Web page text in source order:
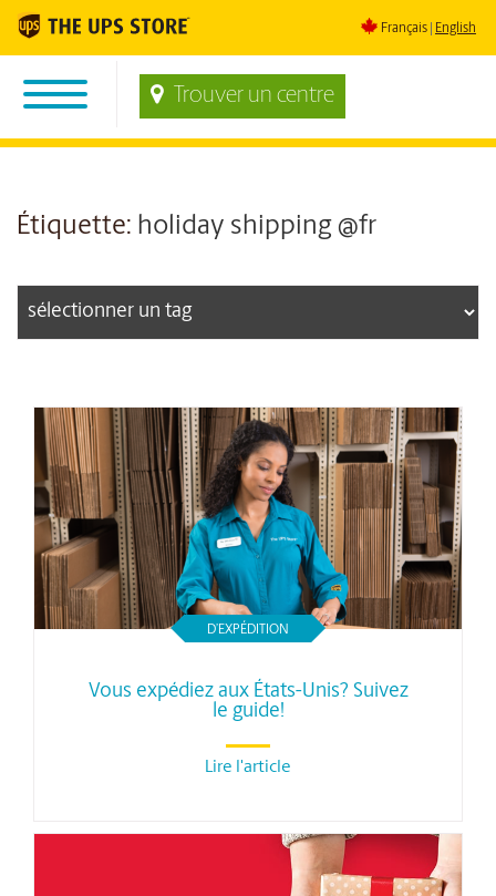
Français English
Trouver un centre
Étiquette: holiday shipping @fr
D’EXPÉDITION
Vous expédiez aux États-Unis? Suivez
le guide!
Lire l'article